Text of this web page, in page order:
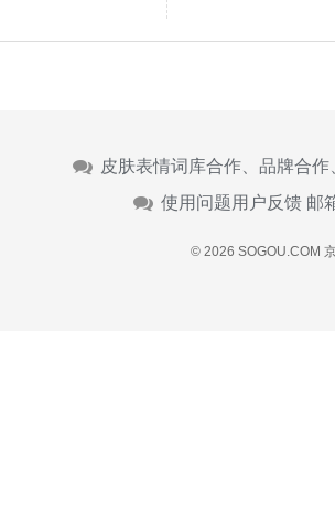
皮肤表情词库合作、品牌合
使用问题用户反馈 邮
© 2026 SOGOU.COM